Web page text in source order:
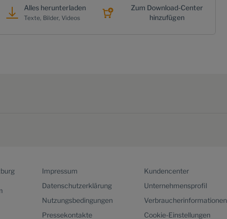
Alles herunterladen
Texte, Bilder, Videos
Zum Download-Center
hinzufügen
Impressum
Datenschutzerklärung
Nutzungsbedingungen
Pressekontakte
Kundencenter
Unternehmensprofil
Verbraucherinformationen
Cookie-Einstellungen